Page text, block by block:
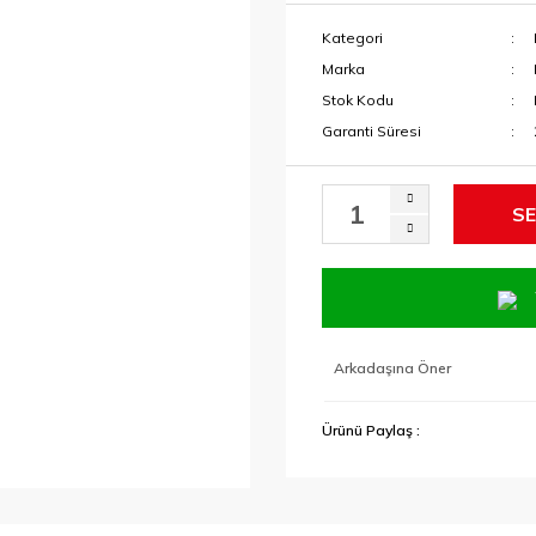
Kategori
Marka
Stok Kodu
Garanti Süresi
Arkadaşına Öner
Ürünü Paylaş :